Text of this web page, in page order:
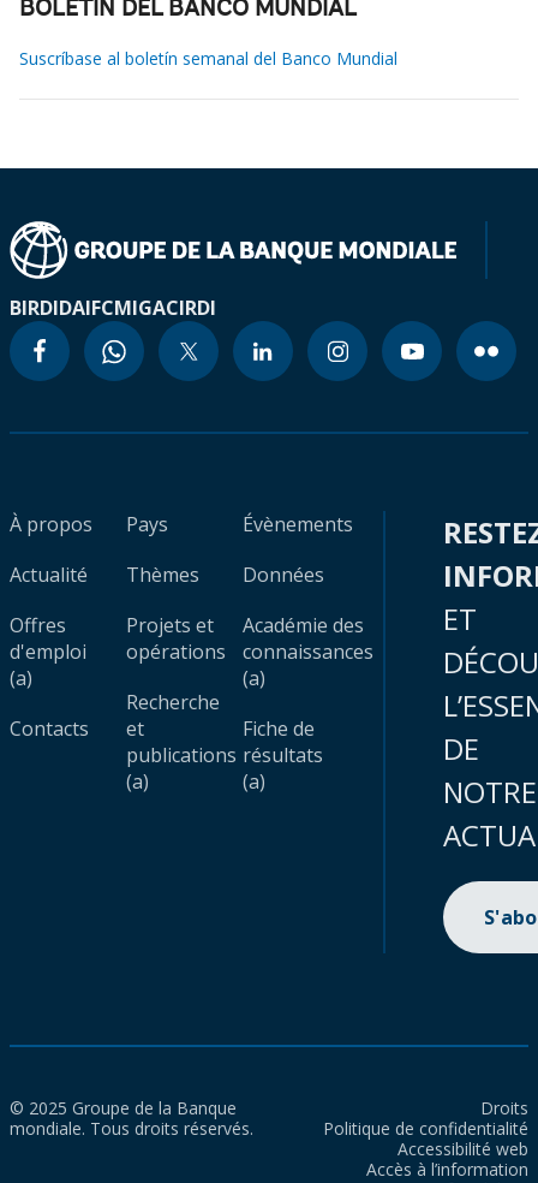
BOLETÍN DEL BANCO MUNDIAL
Suscríbase al boletín semanal del Banco Mundial
BIRDIDAIFCMIGACIRDI
À propos
Actualité
Offres
d'emploi
(a)
Contacts
Pays
Thèmes
Projets et
opérations
Recherche
et
publications
(a)
Évènements
Données
Académie des
connaissances
(a)
Fiche de
résultats
(a)
ET
DE
NOTRE
© 2025 Groupe de la Banque
mondiale. Tous droits réservés.
Droits
Politique de confidentialité
Accessibilité web
Accès à l’information